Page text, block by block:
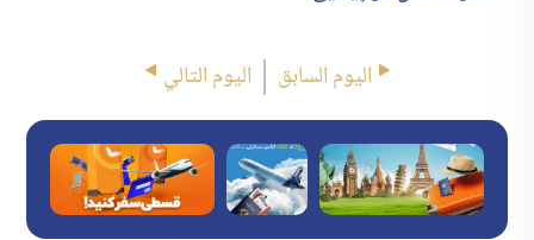
اليوم السابق اليوم التالي